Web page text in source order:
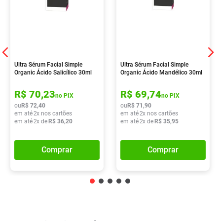
Ultra Sérum Facial Simple
Organic Ácido Salicílico 30ml
R$ 70,23no PIX
ou R$ 72,40
em até2x nos cartões
em até2x de R$ 36,20
Comprar
Ultra Sérum Facial Simple
Organic Ácido Mandélico 30ml
R$ 69,74no PIX
ou R$ 71 ,90
em até2x nos cartões
em até2x de R$ 35,95
Comprar